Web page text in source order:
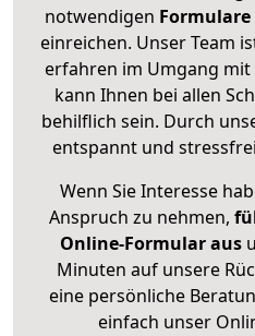
notwendigen Formulare
einreichen. Unser Team
erfahren im Umgang mit
kann Ihnen bei allen
behilflich sein. Durch
entspannt und
Wenn Sie Interesse
Anspruch zu nehmen,
Online-Formular aus
Minuten auf unsere
eine persönliche
einfach unser